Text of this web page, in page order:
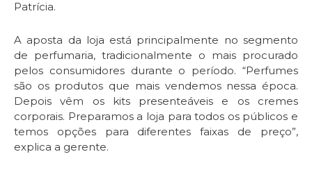
Patrícia.
A aposta da loja está principalmente no segmento
de perfumaria, tradicionalmente o mais procurado
pelos consumidores durante o período. “Perfumes
são os produtos que mais vendemos nessa época.
Depois vêm os kits presenteáveis e os cremes
corporais. Preparamos a loja para todos os públicos e
temos opções para diferentes faixas de preço”,
explica a gerente.